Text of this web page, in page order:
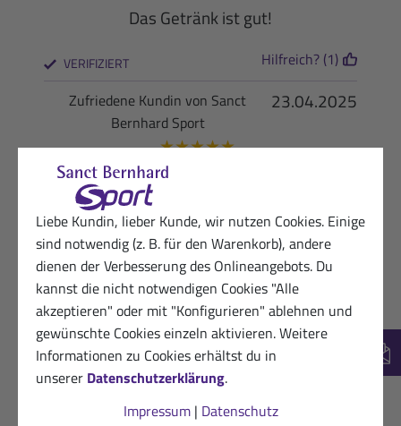
Liebe Kundin, lieber Kunde, wir nutzen Cookies. Einige
sind notwendig (z. B. für den Warenkorb), andere
dienen der Verbesserung des Onlineangebots. Du
kannst die nicht notwendigen Cookies "Alle
akzeptieren" oder mit "Konfigurieren" ablehnen und
gewünschte Cookies einzeln aktivieren. Weitere
Informationen zu Cookies erhältst du in
unserer Datenschutzerklärung.
Impressum| Datenschutz
Das Getränk ist gut!
VERIFIZIERT Hilfreich? (1)
23.04.2025
Zufriedene Kundin von Sanct
Bernhard Sport
★★★★★
leicht säuerlicher Geschmack-was beim
Laufen unglaublich gut tut
VERIFIZIERT Hilfreich? (1)
10.04.2025
Begeisterte Kundin von Sanct
Bernhard Sport
★★★★★
Guter Geschmack ????
VERIFIZIERT